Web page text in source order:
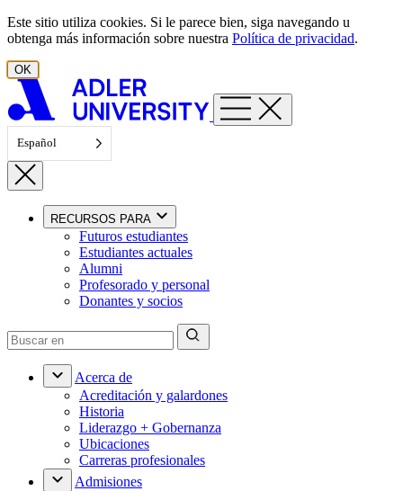
Ir al contenido
Este sitio utiliza cookies. Si le parece bien, siga navegando u
obtenga más información sobre nuestra Política de privacidad.
OK
Español
RECURSOS PARA
Futuros estudiantes
Estudiantes actuales
Alumni
Profesorado y personal
Donantes y socios
Acerca de
Acreditación y galardones
Historia
Liderazgo + Gobernanza
Ubicaciones
Carreras profesionales
Admisiones